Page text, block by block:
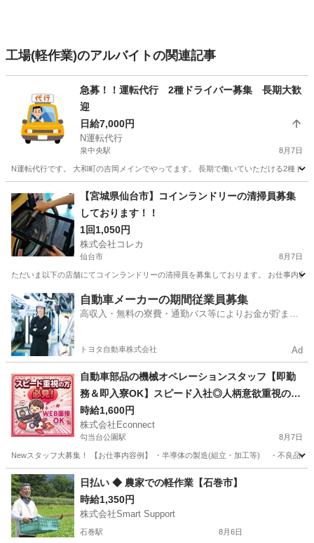
工場(軽作業)のアルバイトの関連記事
急募！！運転代行 2種ドライバー募集 長期大歓
迎
日給7,000円
N運転代行
泉中央駅 8月7日
N運転代行です。 大和町の吉岡メインでやってます。 長期で働いていただける2種ド
泉中央駅 運転代行 やる気
【宮城県仙台市】コインランドリーの清掃員募集
しております！！
1回1,050円
株式会社コレカ
仙台市 8月7日
ただいま以下の店舗にてコインランドリーの清掃員を募集しております。 お仕事内
宮城 仙台市 清掃 コインランドリー
自動車メーカーの期間従業員募集
高収入・無料の寮費・通勤バス等によりお金が貯まり
トヨタ自動車株式会社 Ad
自動車部品の機械オペレーションスタッフ【即勤
務＆即入寮OK】スピード入社◎人柄意欲重視の採
用！
時給1,600円
株式会社Econnect
勾当台公園駅 8月7日
Newスタッフ大募集！ 【お仕事内容例】 ・半導体の製造(組立・加工等) ・不良
宮城 仙台市 勾当台公園駅 工場 スタッフ
日払い ◆ 農家での軽作業【石巻市】
時給1,350円
株式会社Smart Support
石巻駅 8月6日